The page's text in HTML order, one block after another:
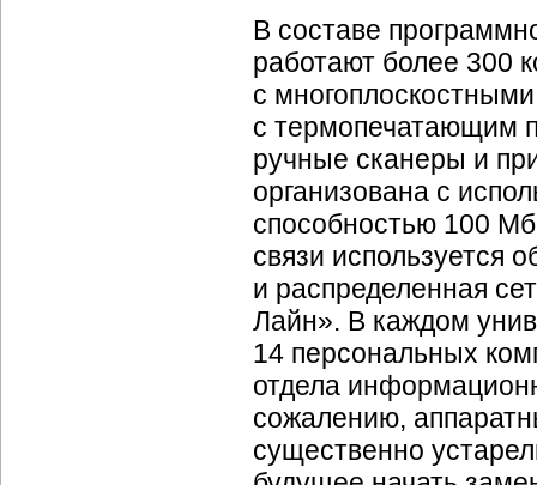
В составе
работают более 300
с
с термопечатающим
ручные сканеры и
организована с
способностью 100
связи используется
и распределенная
Лайн». В каждом
14 персональных
отдела
сожалению,
существенно